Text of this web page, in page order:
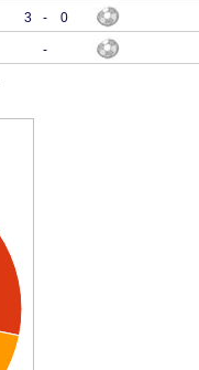
3 - 0
-